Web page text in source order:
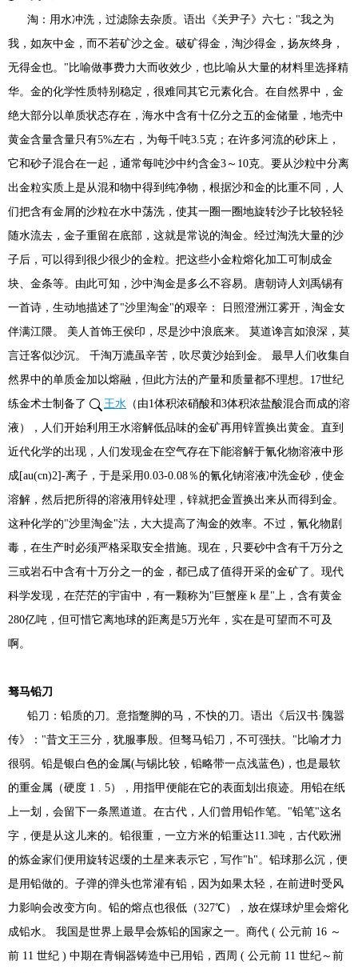
淘：用水冲洗，过滤除去杂质。语出《关尹子》六七："我之为
我，如灰中金，而不若矿沙之金。破矿得金，淘沙得金，扬灰终身，
无得金也。"比喻做事费力大而收效少，也比喻从大量的材料里选择精
华。金的化学性质特别稳定，很难同其它元素化合。在自然界中，金
绝大部分以单质状态存在，海水中含有十亿分之五的金储量，地壳中
黄金含量含量只有5%左右，为每千吨3.5克；在许多河流的砂床上，
它和砂子混合在一起，通常每吨沙中约含金3～10克。要从沙粒中分离
出金粒实质上是从混和物中得到纯净物，根据沙和金的比重不同，人
们把含有金屑的沙粒在水中荡洗，使其一圈一圈地旋转沙子比较轻轻
随水流去，金子重留在底部，这就是常说的淘金。经过淘洗大量的沙
子后，可以得到很少很少的金粒。把这些小金粒熔化加工可制成金
块、金条等。由此可知，沙中淘金是多么不容易。唐朝诗人刘禹锡有
一首诗，生动地描述了"沙里淘金"的艰辛： 日照澄洲江雾开，淘金女
伴满江隈。 美人首饰王侯印，尽是沙中浪底来。 莫道谗言如浪深，莫
言迁客似沙沉。 千淘万漉虽辛苦，吹尽黄沙始到金。 最早人们收集自
然界中的单质金加以熔融，但此方法的产量和质量都不理想。17世纪
练金术士制备了
王水 （由1体积浓硝酸和3体积浓盐酸混合而成的溶
液），人们开始利用王水溶解低品味的金矿再用锌置换出黄金。直到
近代化学的出现，人们发现金在空气存在下能溶解于氰化物溶液中形
成[au(cn)2]-离子，于是采用0.03-0.08％的氰化钠溶液冲洗金砂，使金
溶解，然后把所得的溶液用锌处理，锌就把金置换出来从而得到金。
这种化学的"沙里淘金"法，大大提高了淘金的效率。不过，氰化物剧
毒，在生产时必须严格采取安全措施。现在，只要砂中含有千万分之
三或岩石中含有十万分之一的金，都已成了值得开采的金矿了。现代
科学发现，在茫茫的宇宙中，有一颗称为"巨蟹座ｋ星"上，含有黄金
280亿吨，但可惜它离地球的距离是5万光年，实在是可望而不可及
啊。
驽马铅刀
铅刀：铅质的刀。意指蹩脚的马，不快的刀。语出《后汉书·隗嚣
传》："昔文王三分，犹服事殷。但驽马铅刀，不可强扶。"比喻才力
很弱。铅是银白色的金属(与锡比较，铅略带一点浅蓝色)，也是最软
的重金属（硬度 1 . 5），用指甲便能在它的表面划出痕迹。用铅在纸
上一划，会留下一条黑道道。在古代，人们曾用铅作笔。"铅笔"这名
字，便是从这儿来的。铅很重，一立方米的铅重达11.3吨，古代欧洲
的炼金家们便用旋转迟缓的土星来表示它，写作"h"。铅球那么沉，便
是用铅做的。子弹的弹头也常灌有铅，因为如果太轻，在前进时受风
力影响会改变方向。铅的熔点也很低（327℃），放在煤球炉里会熔化
成铅水。 我国是世界上最早会炼铅的国家之一。商代 ( 公元前 16 ～
前 11 世纪 ) 中期在青铜器铸造中已用铅，西周 ( 公元前 11 世纪～前